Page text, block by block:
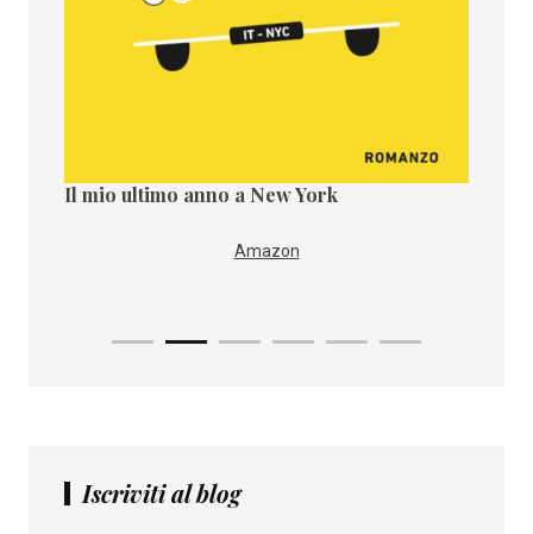
Il mio ultimo anno a New York
Amazon
Iscriviti al blog